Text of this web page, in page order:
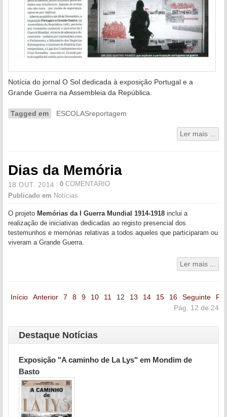
Notícia do jornal O Sol dedicada à exposição Portugal e a
Grande Guerra na Assembleia da República.
Tagged em ESCOLASreportagem
Ler mais ...
Dias da Memória
18 OUT. 2014 0 COMENTÁRIO
Publicado em Notícias
O projeto Memórias da I Guerra Mundial 1914-1918 inclui a
realização de iniciativas dedicadas ao registo presencial dos
testemunhos e memórias relativas a todos aqueles que participaram ou
viveram a Grande Guerra.
Ler mais ...
Início Anterior 7 8 9 10 11 12 13 14 15 16 Seguinte
Pág. 12 de 24
Destaque Notícias
Exposição "A caminho de La Lys" em Mondim de
Basto